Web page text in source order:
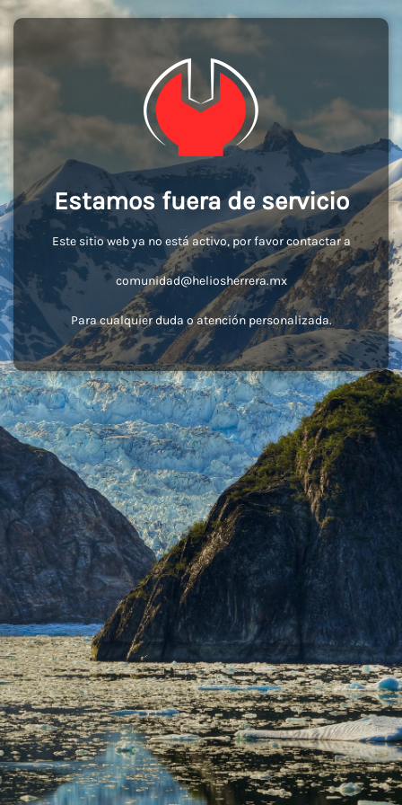
Estamos fuera de servicio
Este sitio web ya no está activo, por favor contactar a
comunidad@heliosherrera.mx
Para cualquier duda o atención personalizada.